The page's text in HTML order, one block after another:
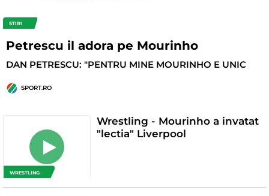
STIRI
Petrescu il adora pe Mourinho
DAN PETRESCU: "PENTRU MINE MOURINHO E UNIC
SPORT.RO
WRESTLING
Wrestling - Mourinho a invatat
"lectia" Liverpool